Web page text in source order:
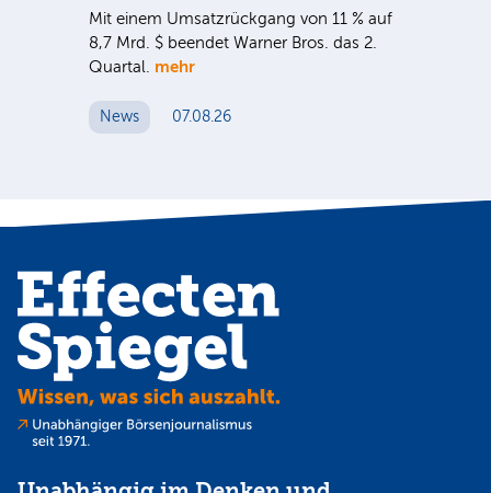
Mit einem Umsatzrückgang von 11 % auf
8,7 Mrd. $ beendet Warner Bros. das 2.
Quartal. mehr
News 07.08.26